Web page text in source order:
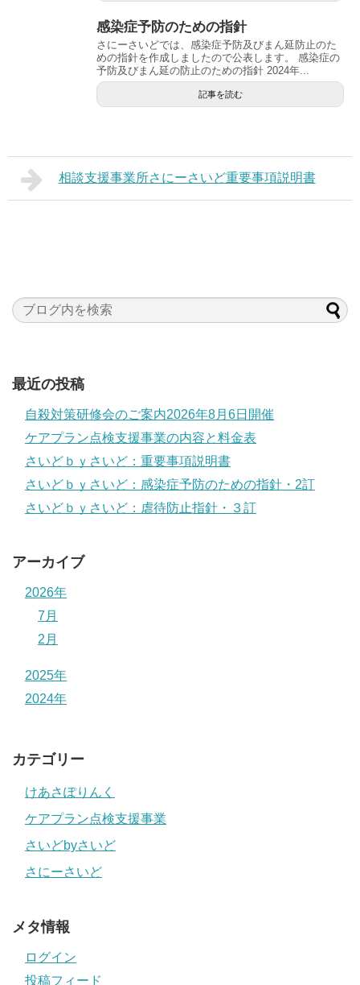
感染症予防のための指針
さにーさいどでは、感染症予防及びまん延防止のた
めの指針を作成しましたので公表します。 感染症の
予防及びまん延の防止のための指針 2024年...
記事を読む
相談支援事業所さにーさいど重要事項説明書
最近の投稿
自殺対策研修会のご案内2026年8月6日開催
ケアプラン点検支援事業の内容と料金表
さいどｂｙさいど：重要事項説明書
さいどｂｙさいど：感染症予防のための指針・2訂
さいどｂｙさいど：虐待防止指針・３訂
アーカイブ
2026年
7月
2月
2025年
2024年
カテゴリー
けあさぽりんく
ケアプラン点検支援事業
さいどbyさいど
さにーさいど
メタ情報
ログイン
投稿フィード